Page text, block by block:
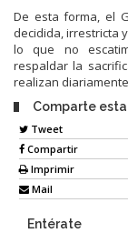
De esta forma, el
decidida, irrestricta
lo que no
respaldar la
realizan
Comparte
Tweet
Compartir
Imprimir
Mail
Entérate